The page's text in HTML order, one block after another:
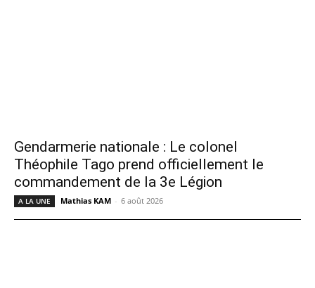
Gendarmerie nationale : Le colonel
Théophile Tago prend officiellement le
commandement de la 3e Légion
A LA UNE Mathias KAM - 6 août 2026